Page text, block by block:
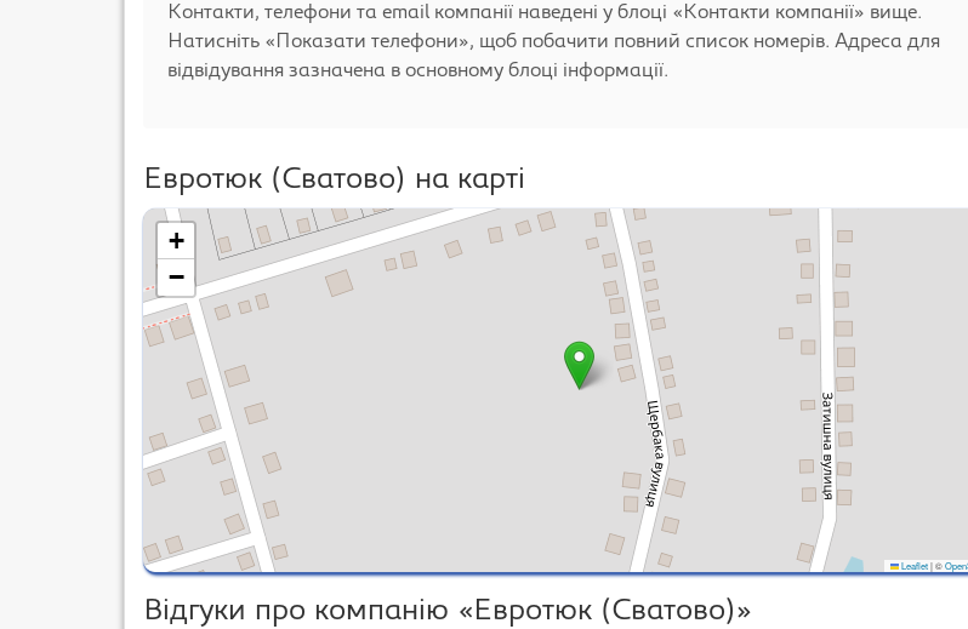
Контакти, телефони та email компанії наведені у блоці «Контакти компанії» вище.
Натисніть «Показати телефони», щоб побачити повний список номерів. Адреса для
відвідування зазначена в основному блоці інформації.
Евротюк (Сватово) на карті
+
−
Leaflet|©
Відгуки про компанію «Евротюк (Сватово)»